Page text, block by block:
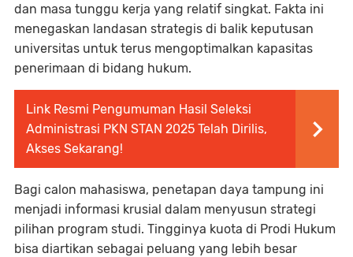
dan masa tunggu kerja yang relatif singkat. Fakta ini
menegaskan landasan strategis di balik keputusan
universitas untuk terus mengoptimalkan kapasitas
penerimaan di bidang hukum.
Link Resmi Pengumuman Hasil Seleksi
Administrasi PKN STAN 2025 Telah Dirilis,
Akses Sekarang!
Bagi calon mahasiswa, penetapan daya tampung ini
menjadi informasi krusial dalam menyusun strategi
pilihan program studi. Tingginya kuota di Prodi Hukum
bisa diartikan sebagai peluang yang lebih besar